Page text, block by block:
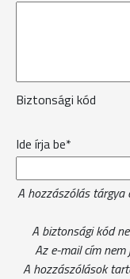
Biztonsági kód
Ide írja be*
A hozzászólás tárgya
A biztonsági kód
Az e-mail cím
A hozzászólások